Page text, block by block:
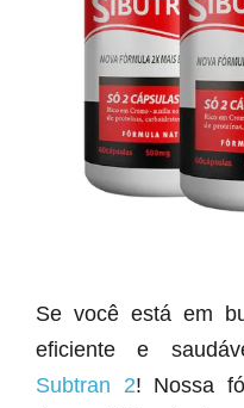
Se você está em
eficiente e
Subtran 2! Nossa